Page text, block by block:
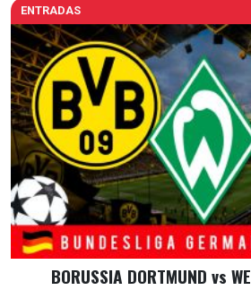
ENTRADAS
BORUSSIA DORTMUND vs